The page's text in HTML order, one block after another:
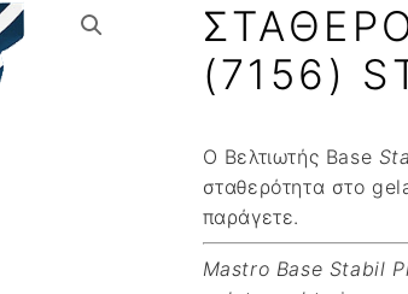
(7156)
O Βελτιωτής Base
σταθερότητα στο
παράγετε.
Mastro Base Stabil